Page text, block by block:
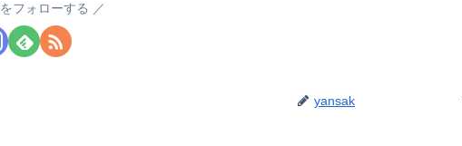
フォローする
yansak